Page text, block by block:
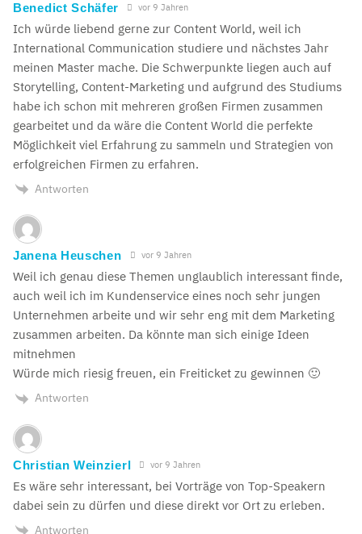
Benedict Schäfer vor 9 Jahren
Ich würde liebend gerne zur Content World, weil ich
International Communication studiere und nächstes Jahr
meinen Master mache. Die Schwerpunkte liegen auch auf
Storytelling, Content-Marketing und aufgrund des Studiums
habe ich schon mit mehreren großen Firmen zusammen
gearbeitet und da wäre die Content World die perfekte
Möglichkeit viel Erfahrung zu sammeln und Strategien von
erfolgreichen Firmen zu erfahren.
Antworten
Janena Heuschen vor 9 Jahren
Weil ich genau diese Themen unglaublich interessant finde,
auch weil ich im Kundenservice eines noch sehr jungen
Unternehmen arbeite und wir sehr eng mit dem Marketing
zusammen arbeiten. Da könnte man sich einige Ideen
mitnehmen
Würde mich riesig freuen, ein Freiticket zu gewinnen 🙂
Antworten
Christian Weinzierl vor 9 Jahren
Es wäre sehr interessant, bei Vorträge von Top-Speakern
dabei sein zu dürfen und diese direkt vor Ort zu erleben.
Antworten